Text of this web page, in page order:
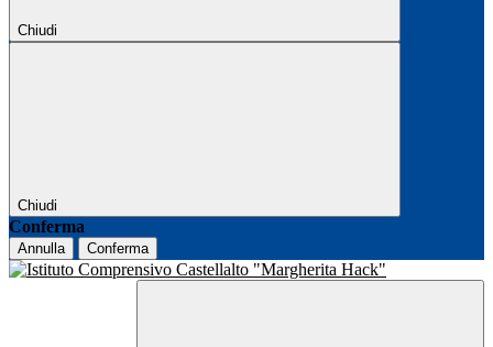
Chiudi
Chiudi
Conferma
Annulla Conferma